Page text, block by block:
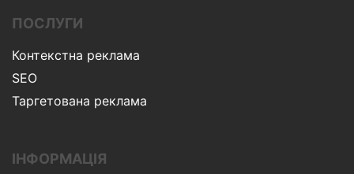
ПОСЛУГИ
Контекстна реклама
SEO
Таргетована реклама
ІНФОРМАЦІЯ